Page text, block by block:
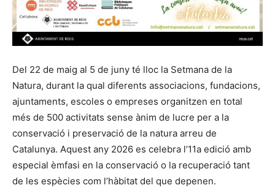
Del 22 de maig al 5 de juny té lloc la Setmana de la
Natura, durant la qual diferents associacions, fundacions,
ajuntaments, escoles o empreses organitzen en total
més de 500 activitats sense ànim de lucre per a la
conservació i preservació de la natura arreu de
Catalunya. Aquest any 2026 es celebra l’11a edició amb
especial èmfasi en la conservació o la recuperació tant
de les espècies com l’hàbitat del que depenen.